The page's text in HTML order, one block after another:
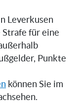
Leverkusen
für eine
Punkte
können Sie im